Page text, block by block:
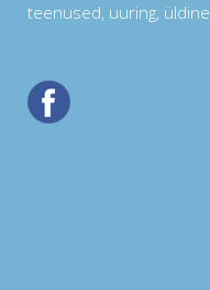
teenused, uuring, üldine